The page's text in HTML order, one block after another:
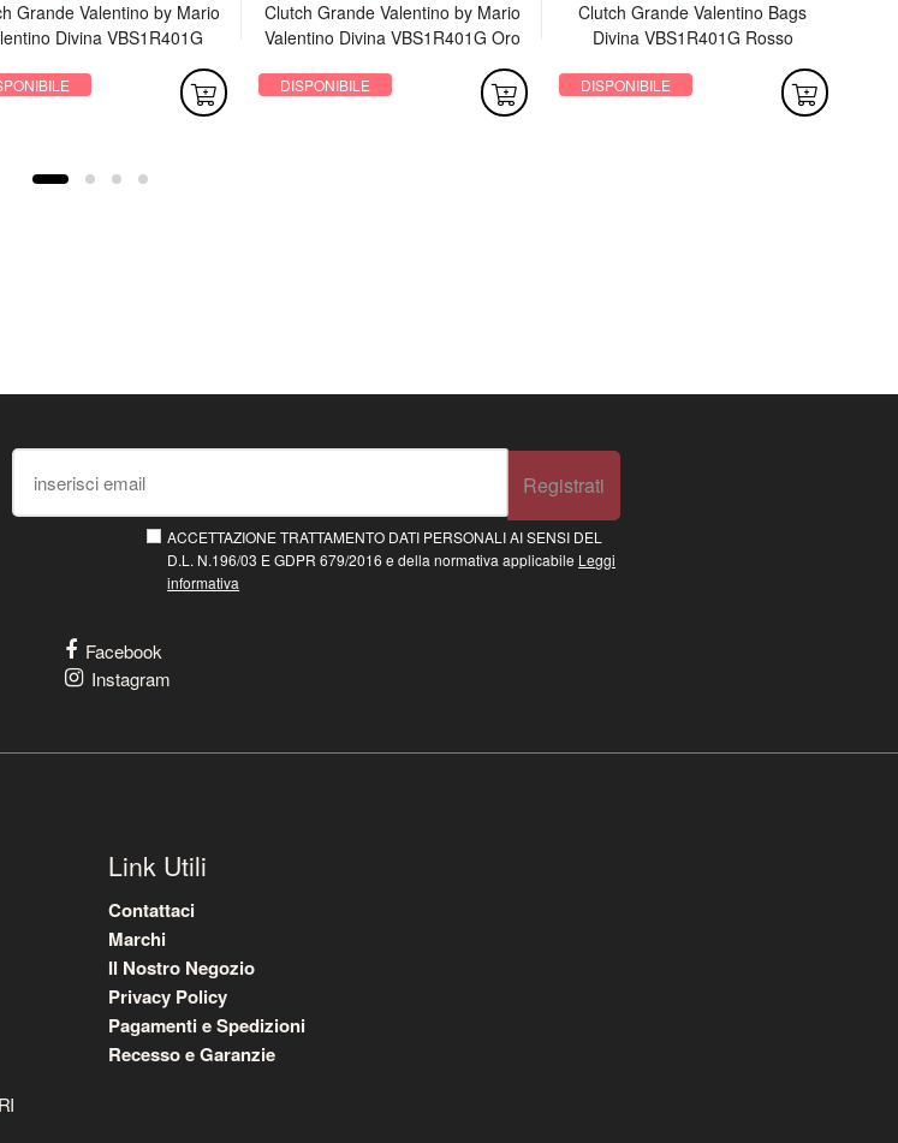
Grande Valentino by Mario
Divina VBS1R401G
Clutch Grande Valentino by Mario
Valentino Divina VBS1R401G Oro
DISPONIBILE
Clutch Grande Valentino Bags
Divina VBS1R401G Rosso
DISPONIBILE
Registrati
ACCETTAZIONE TRATTAMENTO DATI PERSONALI AI SENSI DEL
D.L. N.196/03 E GDPR 679/2016 e della normativa applicabile Leggi
informativa
Facebook
Instagram
Link Utili
Contattaci
Marchi
Il Nostro Negozio
Privacy Policy
Pagamenti e Spedizioni
Recesso e Garanzie